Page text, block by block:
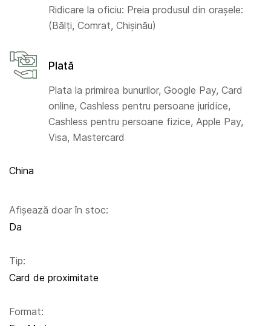
China
Afișează doar în stoc:
Da
Tip:
Card de proximitate
Format:
Ridicare la oficiu: Preia produsul din orașele:
(Bălți, Comrat, Chișinău)
Plată
Plata la primirea bunurilor, Google Pay, Card
online, Cashless pentru persoane juridice,
Cashless pentru persoane fizice, Apple Pay,
Visa, Mastercard